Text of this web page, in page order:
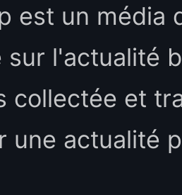
est un média
sur l'actualité
collectée et
une actualité